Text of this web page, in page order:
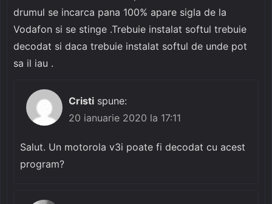
drumul se incarca pana 100% apare sigla de la
Vodafon si se stinge .Trebuie instalat softul trebuie
decodat si daca trebuie instalat softul de unde pot
sa il iau .
Cristi spune:
20 ianuarie 2020 la 17:11
Salut. Un motorola v3i poate fi decodat cu acest
program?